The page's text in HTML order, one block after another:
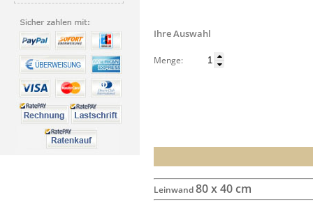
Ihre Auswahl
Menge:
Leinwand80 x 40 cm